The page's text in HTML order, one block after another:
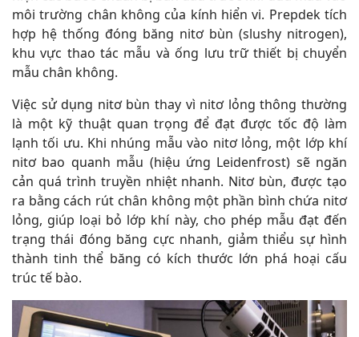
môi trường chân không của kính hiển vi. Prepdek tích
hợp hệ thống đóng băng nitơ bùn (slushy nitrogen),
khu vực thao tác mẫu và ống lưu trữ thiết bị chuyển
mẫu chân không.
Việc sử dụng nitơ bùn thay vì nitơ lỏng thông thường
là một kỹ thuật quan trọng để đạt được tốc độ làm
lạnh tối ưu. Khi nhúng mẫu vào nitơ lỏng, một lớp khí
nitơ bao quanh mẫu (hiệu ứng Leidenfrost) sẽ ngăn
cản quá trình truyền nhiệt nhanh. Nitơ bùn, được tạo
ra bằng cách rút chân không một phần bình chứa nitơ
lỏng, giúp loại bỏ lớp khí này, cho phép mẫu đạt đến
trạng thái đóng băng cực nhanh, giảm thiểu sự hình
thành tinh thể băng có kích thước lớn phá hoại cấu
trúc tế bào.